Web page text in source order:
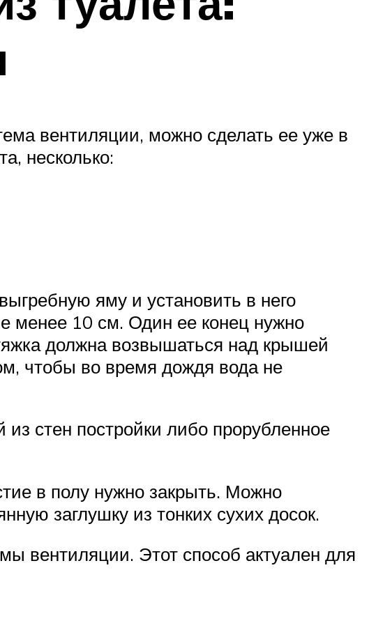
вентиляции, можно сделать ее уже в
несколько:
яму и установить в него
менее 10 см. Один ее конец нужно
должна возвышаться над крышей
чтобы во время дождя вода не
стен постройки либо прорубленное
в полу нужно закрыть. Можно
заглушку из тонких сухих досок.
вентиляции. Этот способ актуален для